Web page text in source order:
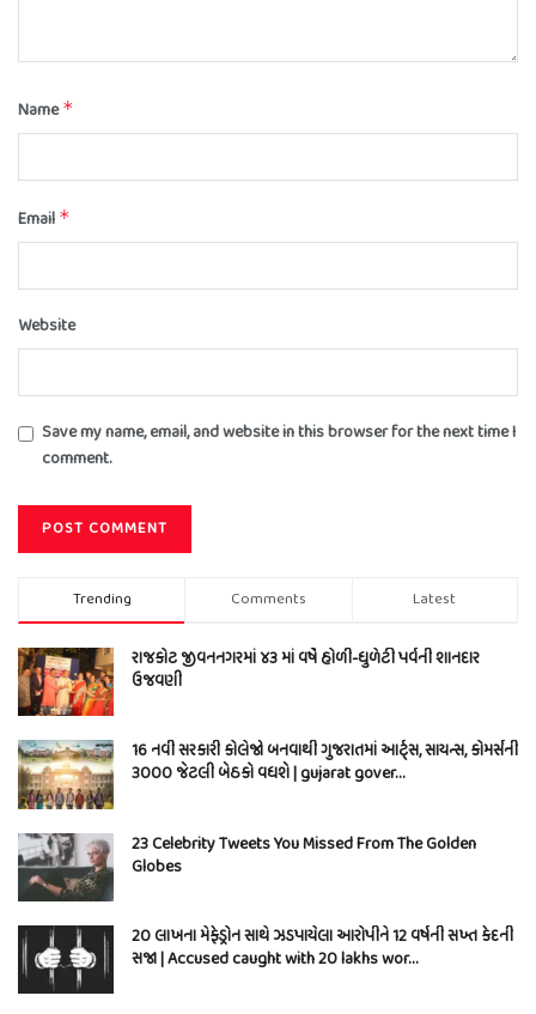
Name*
Email *
Website
Save my name, email, and website in this browser for the next time I
comment.
Trending Comments Latest
રાજકોટ જીવનનગરમાં ૪૩ માં વર્ષે હોળી-ધુળેટી પર્વની શાનદાર
ઉજવણી
16 નવી સરકારી કોલેજો બનવાથી ગુજરાતમાં આર્ટ્સ, સાયન્સ, કોમર્સની
3000 જેટલી બેઠકો વધશે | gujarat gover…
23 Celebrity Tweets You Missed From The Golden
Globes
20 લાખના મેફેડ્રોન સાથે ઝડપાયેલા આરોપીને 12 વર્ષની સખ્ત કેદની
સજા | Accused caught with 20 lakhs wor…